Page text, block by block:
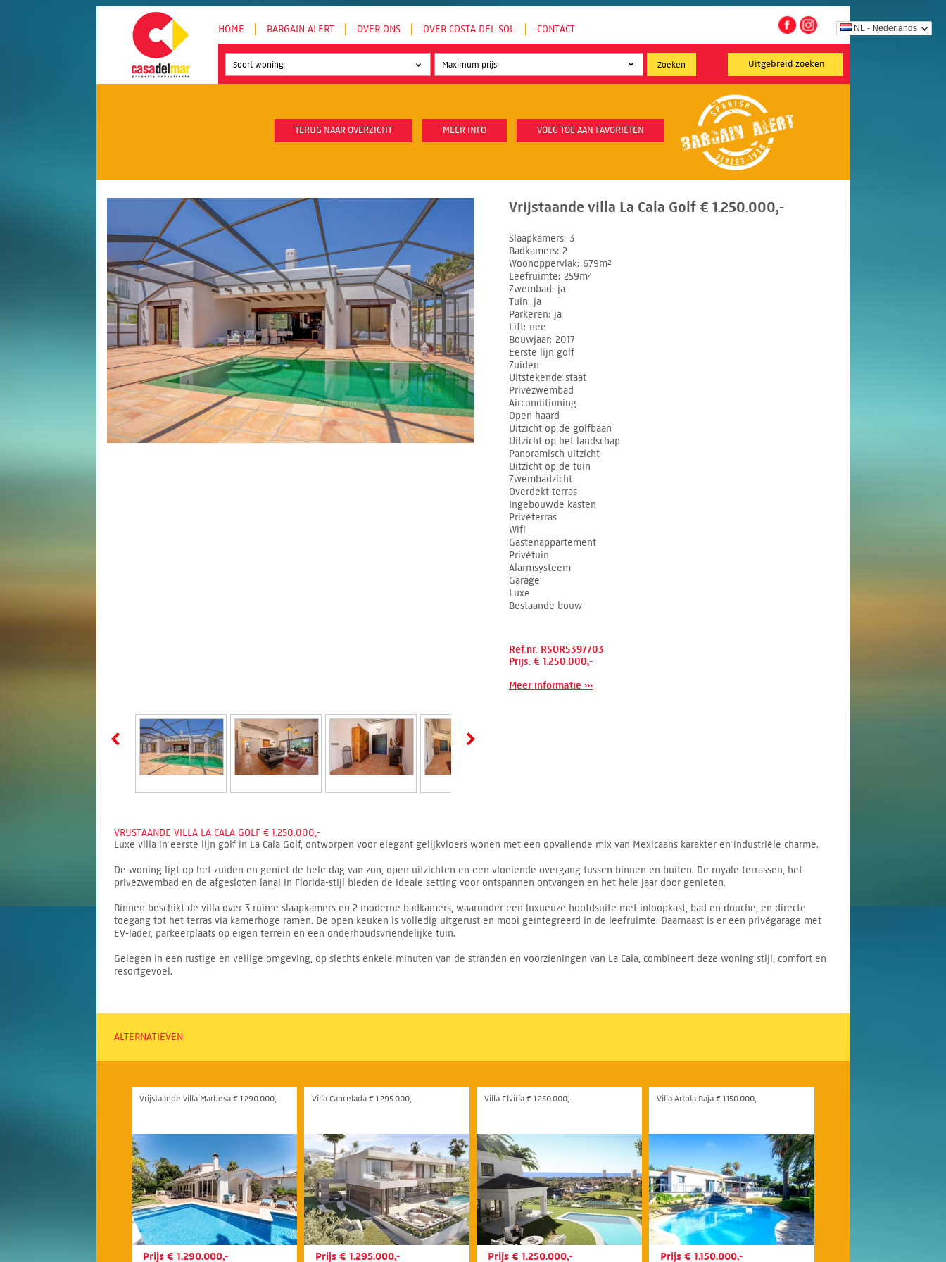
NL - Nederlands
HOME BARGAIN ALERT OVER ONS OVER COSTA DEL SOL CONTACT
Uitgebreid zoeken
Soort woning
TERUG NAAR OVERZICHT MEER INFO VOEG TOE AAN FAVORIETEN
Vrijstaande villa La Cala Golf € 1.250.000,-
Slaapkamers 3
Badkamers 2
Woonoppervlak 679m²
Leefruimte 259m²
Zwembad
ja
Tuin ja
Parkeren ja
Lift nee
Bouwjaar 2017
Eerste lijn golf
Zuiden
Uitstekende staat
Privézwembad
Airconditioning
Open haard
Uitzicht op de golfbaan
Uitzicht op het landschap
Panoramisch uitzicht
Uitzicht op de tuin
Zwembadzicht
Overdekt terras
Ingebouwde kasten
Privéterras
Wifi
Gastenappartement
Privétuin
Alarmsysteem
Garage
Luxe
Bestaande bouw
Ref.nr: RSOR5397703
Prijs: € 1.250.000,-
Meer informatie ›››
VRIJSTAANDE VILLA LA CALA GOLF € 1.250.000,-
Luxe villa in eerste lijn golf in La Cala Golf, ontworpen voor elegant gelijkvloers wonen met een opvallende mix van Mexicaans karakter en industriële charme.
De woning ligt op het zuiden en geniet de hele dag van zon, open uitzichten en een vloeiende overgang tussen binnen en buiten. De royale terrassen, het
privézwembad en de afgesloten lanai in Florida-stijl bieden de ideale setting voor ontspannen ontvangen en het hele jaar door genieten.
Binnen beschikt de villa over 3 ruime slaapkamers en 2 moderne badkamers, waaronder een luxueuze hoofdsuite met inloopkast, bad en douche, en directe
toegang tot het terras via kamerhoge ramen. De open keuken is volledig uitgerust en mooi geïntegreerd in de leefruimte. Daarnaast is er een privégarage met
EV-lader, parkeerplaats op eigen terrein en een onderhoudsvriendelijke tuin.
Gelegen in een rustige en veilige omgeving, op slechts enkele minuten van de stranden en voorzieningen van La Cala, combineert deze woning stijl, comfort en
resortgevoel.
ALTERNATIEVEN
Vrijstaande villa Marbesa € 1.290.000,-
Prijs € 1.290.000,-
Villa Cancelada € 1.295.000,-
Prijs € 1.295.000,-
Villa Elviria € 1.250.000,-
Prijs € 1.250.000,-
Villa Artola Baja € 1.150.000,-
Prijs € 1.150.000,-